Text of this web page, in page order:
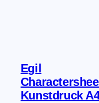
Egil
Kunstdruck